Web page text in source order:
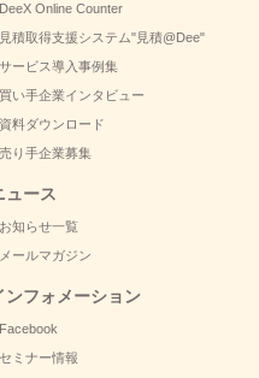
DeeX Online Counter
見積取得支援システム"見積@Dee"
サービス導入事例集
買い手企業インタビュー
資料ダウンロード
売り手企業募集
ュース
お知らせ一覧
メールマガジン
ンフォメーション
Facebook
セミナー情報